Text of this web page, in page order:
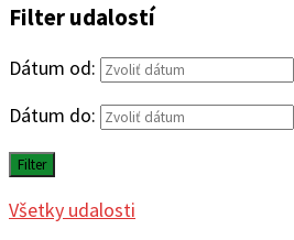
Filter udalostí
Dátum od:
Dátum do:
Filter
Všetky udalosti